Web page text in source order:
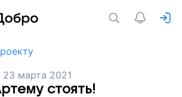
23 марта 2021
стоять!